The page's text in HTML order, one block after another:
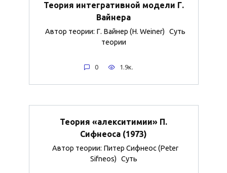
Теория интегративной модели Г.
Вайнера
Автор теории: Г. Вайнер (H. Weiner) Суть
теории
0 1.9к.
Теория «алекситимии» П.
Сифнеоса (1973)
Автор теории: Питер Сифнеос (Peter
Sifneos) Суть